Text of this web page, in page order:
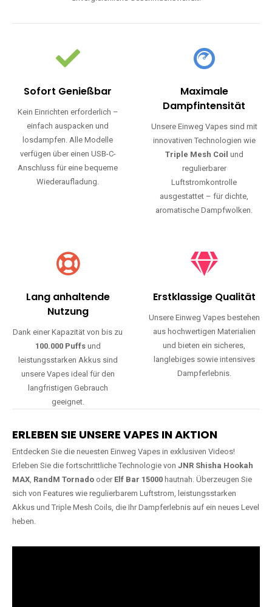
Sofort Genießbar
Kein Einrichten erforderlich –
einfach auspacken und
losdampfen. Alle Modelle
verfügen über einen USB-C-
Anschluss für eine bequeme
Wiederaufladung.
Maximale
Dampfintensität
Unsere Einweg Vapes sind mit
innovativen Technologien wie
Triple Mesh Coil und
regulierbarer
Luftstromkontrolle
ausgestattet – für dichte,
aromatische Dampfwolken.
Lang anhaltende
Nutzung
Dank einer Kapazität von bis zu
100.000 Puffsund
leistungsstarken Akkus sind
unsere Vapes ideal für den
langfristigen Gebrauch
geeignet.
Erstklassige Qualität
Unsere Einweg Vapes bestehen
aus hochwertigen Materialien
und bieten ein sicheres,
langlebiges sowie intensives
Dampferlebnis.
ERLEBEN SIE UNSERE VAPES IN AKTION
Entdecken Sie die neuesten Einweg Vapes in exklusiven Videos!
Erleben Sie die fortschrittliche Technologie von JNR Shisha Hookah
MAX, RandM Tornado oder Elf Bar 15000 hautnah. Überzeugen Sie
sich von Features wie regulierbarem Luftstrom, leistungsstarken
Akkus und Triple Mesh Coils, die Ihr Dampferlebnis auf ein neues Level
heben.